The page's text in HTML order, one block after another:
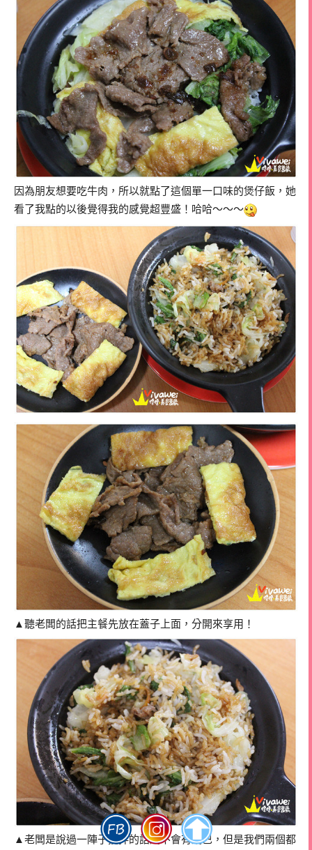
因為朋友想要吃牛肉，所以就點了這個單一口味的煲仔飯，她
看了我點的以後覺得我的感覺超豐盛！哈哈～～～
▲聽老闆的話把主餐先放在蓋子上面，分開來享用！
▲老闆是說過一陣子攪拌的話底不會有鍋巴，但是我們兩個都